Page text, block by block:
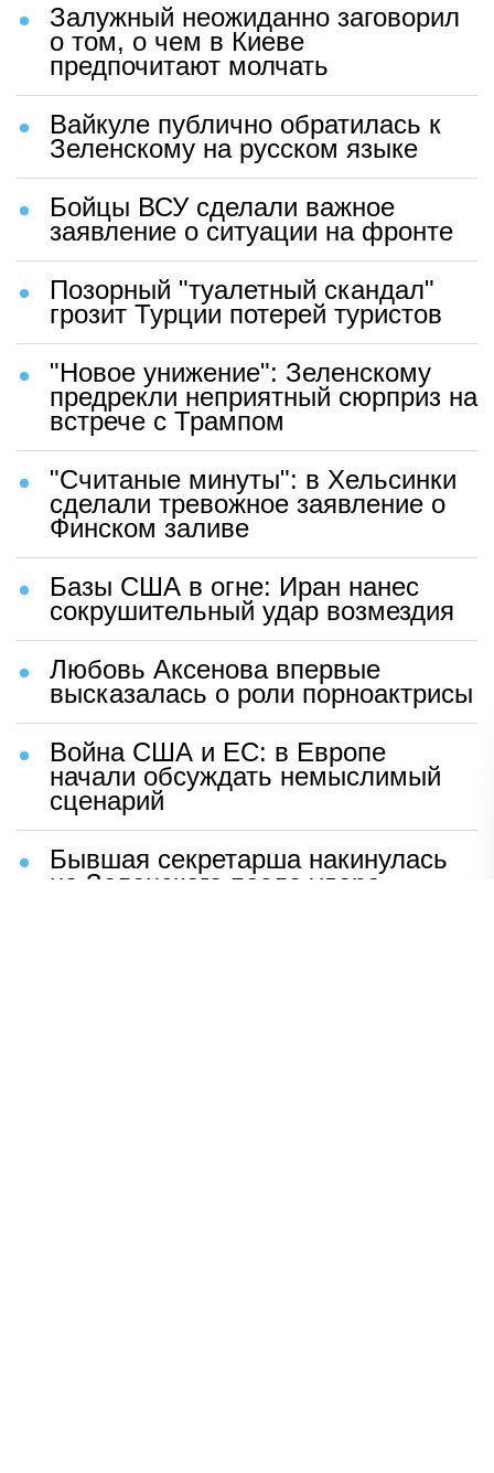
Залужный неожиданно заговорил
о том, о чем в Киеве
предпочитают молчать
Вайкуле публично обратилась к
Зеленскому на русском языке
Бойцы ВСУ сделали важное
заявление о ситуации на фронте
Позорный "туалетный скандал"
грозит Турции потерей туристов
"Новое унижение": Зеленскому
предрекли неприятный сюрприз на
встрече с Трампом
"Считаные минуты": в Хельсинки
сделали тревожное заявление о
Финском заливе
Базы США в огне: Иран нанес
сокрушительный удар возмездия
Любовь Аксенова впервые
высказалась о роли порноактрисы
Война США и ЕС: в Европе
начали обсуждать немыслимый
сценарий
Бывшая секретарша накинулась
на Зеленского после удара